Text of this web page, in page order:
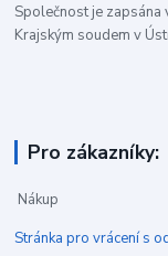
Společnost je zapsána
Krajským soudem v
Pro zákazníky:
Nákup
Stránka pro vrácení s